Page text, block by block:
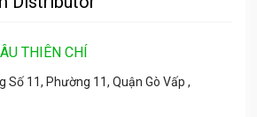
THIÊN CHÍ
11, Phường 11, Quận Gò Vấp ,